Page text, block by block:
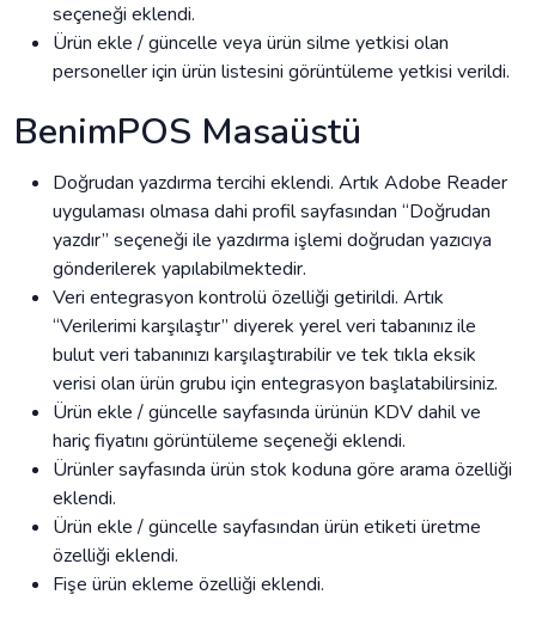
seçeneği eklendi.
Ürün ekle / güncelle veya ürün silme yetkisi olan
personeller için ürün listesini görüntüleme yetkisi verildi.
BenimPOS Masaüstü
Doğrudan yazdırma tercihi eklendi. Artık Adobe Reader
uygulaması olmasa dahi profil sayfasından “Doğrudan
yazdır” seçeneği ile yazdırma işlemi doğrudan yazıcıya
gönderilerek yapılabilmektedir.
Veri entegrasyon kontrolü özelliği getirildi. Artık
“Verilerimi karşılaştır” diyerek yerel veri tabanınız ile
bulut veri tabanınızı karşılaştırabilir ve tek tıkla eksik
verisi olan ürün grubu için entegrasyon başlatabilirsiniz.
Ürün ekle / güncelle sayfasında ürünün KDV dahil ve
hariç fiyatını görüntüleme seçeneği eklendi.
Ürünler sayfasında ürün stok koduna göre arama özelliği
eklendi.
Ürün ekle / güncelle sayfasından ürün etiketi üretme
özelliği eklendi.
Fişe ürün ekleme özelliği eklendi.